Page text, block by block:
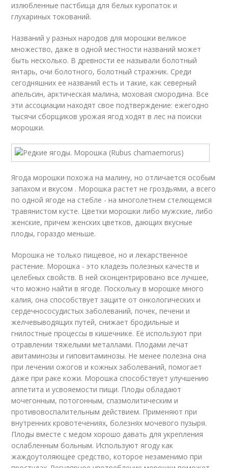
излюбленные пастбища для белых куропаток и
глухариных токований.
Названий у разных народов для морошки великое
множество, даже в одной местности названий может
быть несколько. В древности ее называли болотный
янтарь, очи болотного, болотный стражник. Среди
сегодняшних ее названий есть и такие, как северный
апельсин, арктическая малина, моховая смородина. Все
эти ассоциации находят свое подтверждение: ежегодно
тысячи сборщиков урожая ягод ходят в лес на поиски
морошки.
Ягода морошки похожа на малину, но отличается особым
запахом и вкусом . Морошка растет не гроздьями, а всего
по одной ягоде на стебле - на многолетнем стелющемся
травянистом кусте. Цветки морошки либо мужские, либо
женские, причем женских цветков, дающих вкусные
плоды, гораздо меньше.
Морошка не только пищевое, но и лекарственное
растение. Морошка - это кладезь полезных качеств и
целебных свойств. В ней сконцентрировано все лучшее,
что можно найти в ягоде. Поскольку в морошке много
калия, она способствует защите от онкологических и
сердечнососудистых заболеваний, почек, печени и
желчевыводящих путей, снижает бродильные и
гнилостные процессы в кишечнике. Её используют при
отравлении тяжелыми металлами. Плодами лечат
авитаминозы и гиповитаминозы. Не менее полезна она
при лечении ожогов и кожных заболеваний, помогает
даже при раке кожи. Морошка способствует улучшению
аппетита и усвояемости пищи. Плоды обладают
мочегонным, потогонным, спазмолитическим и
противовоспалительным действием. Применяют при
внутренних кровотечениях, болезнях мочевого пузыря.
Плоды вместе с медом хорошо давать для укрепления
ослабленным больным. Используют ягоду как
жаждоутоляющее средство, которое незаменимо при